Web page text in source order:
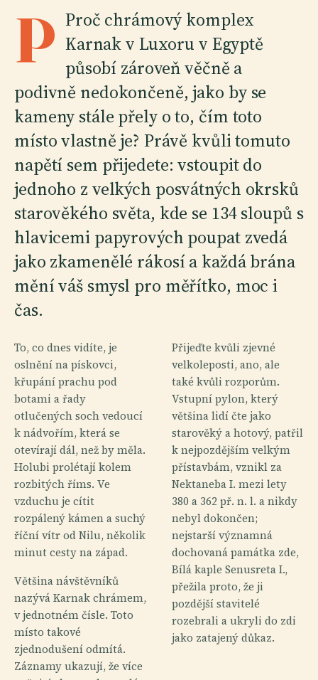
P Proč chrámový komplex
Karnak v Luxoru v Egyptě
působí zároveň věčně a
podivně nedokončeně, jako by se
kameny stále přely o to, čím toto
místo vlastně je? Právě kvůli tomuto
napětí sem přijedete: vstoupit do
jednoho z velkých posvátných okrsků
starověkého světa, kde se 134 sloupů s
hlavicemi papyrových poupat zvedá
jako zkamenělé rákosí a každá brána
mění váš smysl pro měřítko, moc i
čas.
To, co dnes vidíte, je
oslnění na pískovci,
křupání prachu pod
botami a řady
otlučených soch vedoucí
k nádvořím, která se
otevírají dál, než by měla.
Holubi prolétají kolem
rozbitých říms. Ve
vzduchu je cítit
rozpálený kámen a suchý
říční vítr od Nilu, několik
minut cesty na západ.
Většina návštěvníků
nazývá Karnak chrámem,
v jednotném čísle. Toto
místo takové
zjednodušení odmítá.
Záznamy ukazují, že více
Přijeďte kvůli zjevné
velkoleposti, ano, ale
také kvůli rozporům.
Vstupní pylon, který
většina lidí čte jako
starověký a hotový, patřil
k nejpozdějším velkým
přístavbám, vznikl za
Nektaneba I. mezi lety
380 a 362 př. n. l. a nikdy
nebyl dokončen;
nejstarší významná
dochovaná památka zde,
Bílá kaple Senusreta I.,
přežila proto, že ji
pozdější stavitelé
rozebrali a ukryli do zdi
jako zatajený důkaz.